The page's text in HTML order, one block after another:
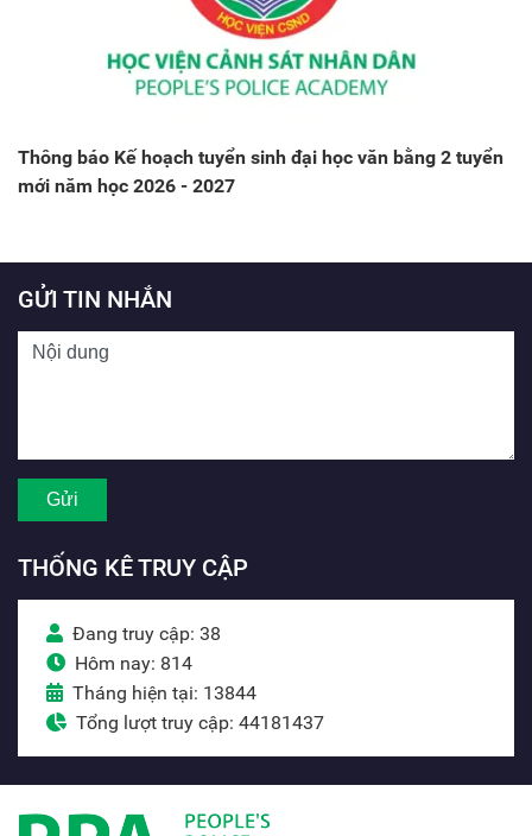
Thông báo Kế hoạch tuyển sinh đại học văn bằng 2 tuyển
mới năm học 2026 - 2027
GỬI TIN NHẮN
THỐNG KÊ TRUY CẬP
Đang truy cập: 38
Hôm nay: 814
Tháng hiện tại: 13844
Tổng lượt truy cập: 44181437